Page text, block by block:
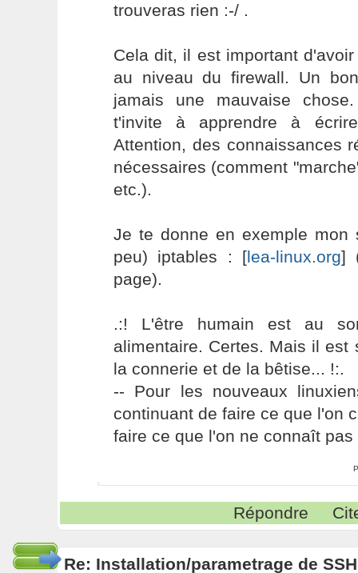
trouveras rien :-/ .
Cela dit, il est important
au niveau du firewall. Un
jamais une mauvaise
t'invite à apprendre à
Attention, des connaissances
nécessaires (comment
etc.).
Je te donne en exemple mon
peu) iptables : [lea-linux.org]
page).
.:! L'être humain est au
alimentaire. Certes. Mais il est
la connerie et de la bêtise... !:.
-- Pour les nouveaux
continuant de faire ce que l'on
faire ce que l'on ne connaît pas
Répondre
Re: Installation/parametrage de